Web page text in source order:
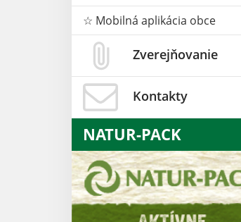
☆ Mobilná aplikácia obce
Zverejňovanie
Kontakty
NATUR-PACK